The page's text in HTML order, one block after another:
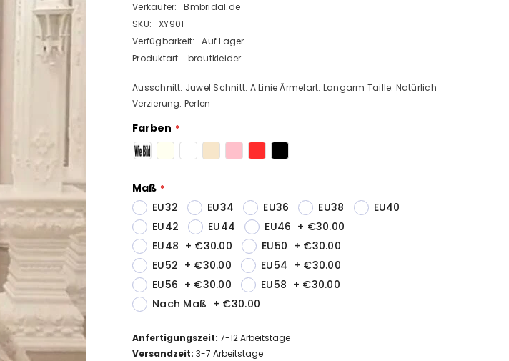
Verkäufer:
Bmbridal.de
SKU:
XY901
Verfügbarkeit:
Auf Lager
Produktart:
brautkleider
Ausschnitt: Juwel Schnitt: A Linie Ärmelart: Langarm Taille: Natürlich
Verzierung: Perlen
Farben
Maß
EU32
EU34 EU36 EU38
EU40
EU42
EU44 EU46 + €30.00
EU48 + €30.00 EU50 + €30.00
EU52 + €30.00 EU54 + €30.00
EU56 + €30.00 EU58 + €30.00
Nach Maß + €30.00
Anfertigungszeit:7-12Arbeitstage
Versandzeit:3-7 Arbeitstage